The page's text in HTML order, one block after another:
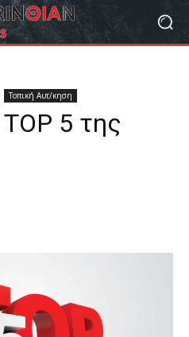
Τοπική Αυτ/κηση
5 της